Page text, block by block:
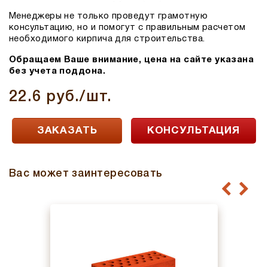
Менеджеры не только проведут грамотную
консультацию, но и помогут с правильным расчетом
необходимого кирпича для строительства.
Обращаем Ваше внимание, цена на сайте указана
без учета поддона.
22.6 руб./шт.
ЗАКАЗАТЬ КОНСУЛЬТАЦИЯ
Вас может заинтересовать